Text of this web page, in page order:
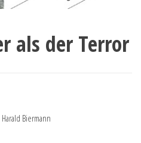
als der Terror
Biermann